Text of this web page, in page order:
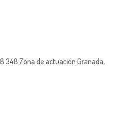
348 Zona de actuación Granada,